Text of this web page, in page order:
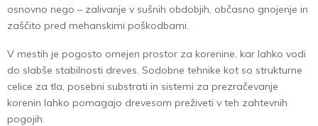
osnovno nego – zalivanje v sušnih obdobjih, občasno gnojenje in
zaščito pred mehanskimi poškodbami.
V mestih je pogosto omejen prostor za korenine, kar lahko vodi
do slabše stabilnosti dreves. Sodobne tehnike kot so strukturne
celice za tla, posebni substrati in sistemi za prezračevanje
korenin lahko pomagajo drevesom preživeti v teh zahtevnih
pogojih.